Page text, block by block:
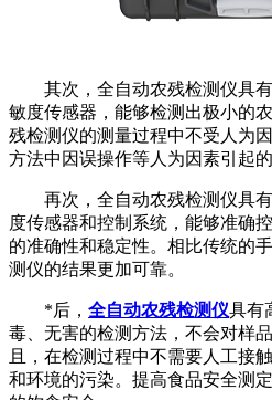
其次，全自动农残检测仪具有
敏度传感器，能够检测出极小的
残检测仪的测量过程中不受人为
方法中因误操作等人为因素引起的
再次，全自动农残检测仪具有
度传感器和控制系统，能够准确
的准确性和稳定性。相比传统的
测仪的结果更加可靠。
*后， 全自动农残检测仪具有
毒、无害的检测方法，不会对样
且，在检测过程中不需要人工接
和环境的污染。提高食品安全测